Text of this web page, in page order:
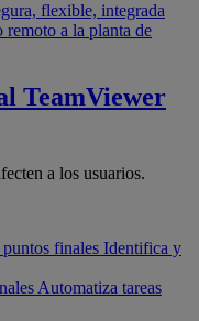
flexible, integrada
remoto a la planta de
TeamViewer
a los usuarios.
finales Identifica y
Automatiza tareas